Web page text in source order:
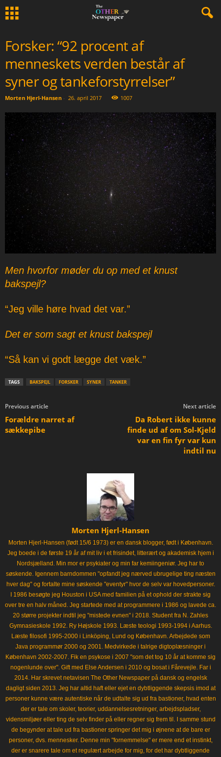
Forsker: “92 procent af
menneskets verden består af
syner og tankeforstyrrelser”
Morten Hjerl-Hansen - 26. april 2017 1007
Men hvorfor møder du op med et knust
bakspejl?
“Jeg ville høre hvad det var.”
Det er som sagt et knust bakspejl
“Så kan vi godt lægge det væk.”
TAGS BAKSPEJL FORSKER SYNER TANKER
Previous article
Forældre narret af
sækkepibe
Next article
Da Robert ikke kunne
finde ud af om Sol-Kjeld
var en fin fyr var kun
indtil nu
Morten Hjerl-Hansen
Morten Hjerl-Hansen (født 15/6 1973) er en dansk blogger, født i København.
Jeg boede i de første 19 år af mit liv i et frisindet, litterært og akademisk hjem i
Nordsjælland. Min mor er psykiater og min far kemiingeniør. Jeg har to
søskende. Igennem barndommen "opfandt jeg nærved ubrugelige ting næsten
hver dag" og fortalte mine søskende "eventyr" hvor de selv var hovedpersoner.
I 1986 besøgte jeg Houston i USA med familien på et ophold der strakte sig
over tre en halv måned. Jeg startede med at programmere i 1986 og lavede ca.
20 større projekter indtil jeg "mistede evnen" i 2018. Student fra N. Zahles
Gymnasieskole 1992. Ry Højskole 1993. Læste teologi 1993-1994 i Aarhus.
Læste filosofi 1995-2000 i Linköping, Lund og København. Arbejdede som
Java programmør 2000 og 2001. Medvirkede i talrige digtoplæsninger i
København 2002-2007. Fik en psykose i 2007 "som det tog 10 år at komme sig
nogenlunde over". Gift med Else Andersen i 2010 og bosat i Fårevejle. Far i
2014. Har skrevet netavisen The Other Newspaper på dansk og engelsk
dagligt siden 2013. Jeg har altid haft eller ejet en dybtliggende skepsis imod at
personer kunne være autentiske når de udtalte sig ud fra bastioner, hvad enten
der er tale om skoler, teorier, uddannelsesretninger, arbejdspladser,
vidensmiljøer eller ting de selv finder på eller regner sig frem til. I samme stund
de begynder at tale ud fra bastioner springer det mig i øjnene at de bare er
personer, dvs. mennesker. Denne min "fornemmelse" er mere end et instinkt,
der er snarere tale om et regulært arbejde for mig, for det har dybtliggende